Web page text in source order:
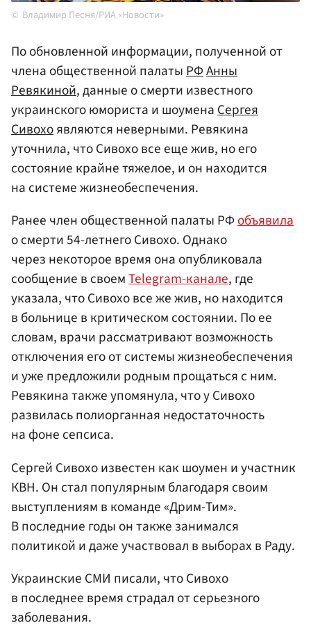
Владимир Песня/РИА «Новости»
По обновленной информации, полученной от
члена общественной палатыРФАнны
Ревякиной, данные о смерти известного
украинского юмориста и шоуменаСергея
Сивохоявляются неверными. Ревякина
уточнила, что Сивохо все еще жив, но его
состояние крайне тяжелое, и он находится
на системе жизнеобеспечения.
Ранее член общественной палаты РФобъявила
о смерти 54-летнего Сивохо. Однако
через некоторое время она опубликовала
сообщение в своемTelegram-канале, где
указала, что Сивохо все же жив, но находится
в больнице в критическом состоянии. По ее
словам, врачи рассматривают возможность
отключения его от системы жизнеобеспечения
и уже предложили родным прощаться с ним.
Ревякина также упомянула, что у Сивохо
развилась полиорганная недостаточность
на фоне сепсиса.
Сергей Сивохо известен как шоумен и участник
КВН. Он стал популярным благодаря своим
выступлениям в команде «Дрим-Тим».
В последние годы он также занимался
политикой и даже участвовал в выборах в Раду.
Украинские СМИ писали, что Сивохо
в последнее время страдал от серьезного
заболевания.